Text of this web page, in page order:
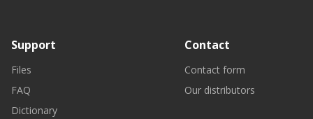
Support
Files
FAQ
Dictionary
Contact
Contact form
Our distributors